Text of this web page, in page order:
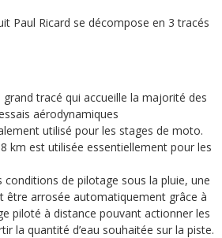
Paul Ricard se décompose en 3 tracés
grand tracé qui accueille la majorité des
aérodynamiques
utilisé pour les stages de moto.
km est utilisée essentiellement pour les
conditions de pilotage sous la pluie, une
être arrosée automatiquement grâce à
piloté à distance pouvant actionner les
la quantité d’eau souhaitée sur la piste.